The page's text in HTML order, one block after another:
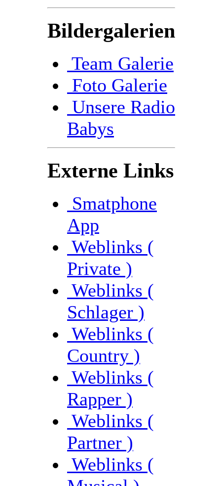
Bildergalerien
Team Galerie
Foto Galerie
Unsere Radio
Babys
Externe Links
Smatphone
App
Weblinks (
Private )
Weblinks (
Schlager )
Weblinks (
Country )
Weblinks (
Rapper )
Weblinks (
Partner )
Weblinks (